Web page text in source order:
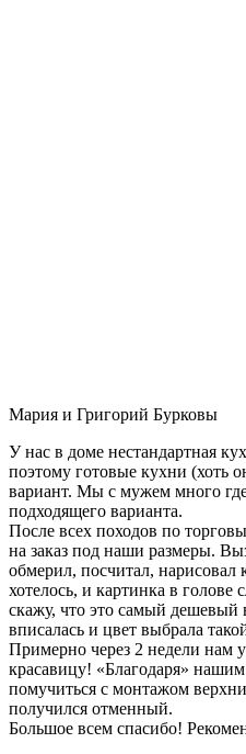
Мария и Григорий Бурковы
У нас в доме нестандартная
поэтому готовые кухни (хоть
вариант. Мы с мужем много
подходящего варианта.
После всех походов по
на заказ под наши размеры.
обмерил, посчитал,
хотелось, и картинка в голове
скажу, что это самый дешевый
вписалась и цвет выбрала
Примерно через 2 недели нам
красавицу! «Благодаря»
помучиться с монтажом
получился отменный.
Большое всем спасибо!